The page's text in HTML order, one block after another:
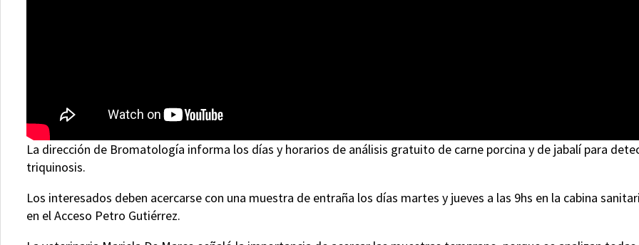
La dirección de Bromatología informa los días y horarios de análisis gratuito de carne porcina y de jabalí para
triquinosis.
Los interesados deben acercarse con una muestra de entraña los días martes y jueves a las 9hs en la cabina
en el Acceso Petro Gutiérrez.